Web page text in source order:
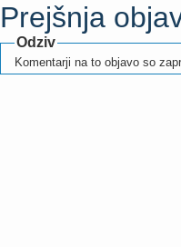
Prejšnja
Odziv
Komentarji na to objavo so